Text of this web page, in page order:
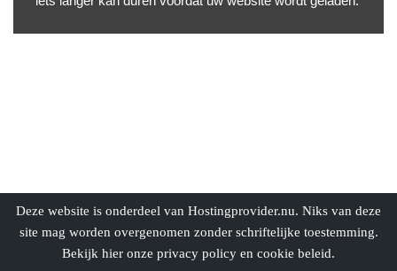
Deze website is onderdeel van Hostingprovider.nu. Niks van deze
site mag worden overgenomen zonder schriftelijke toestemming.
Bekijk hier onze privacy policy en cookie beleid.